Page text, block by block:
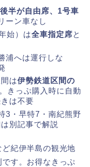
半が自由席、1号車
ーン車なし
始）は全車指定席と
浦へは運行しな
は伊勢鉄道区間の
きっぷ購入時に自動
は不要
3・早特7・南紀熊野
別記事で解説
紀伊半島の観光地
す。お得なきっぷ